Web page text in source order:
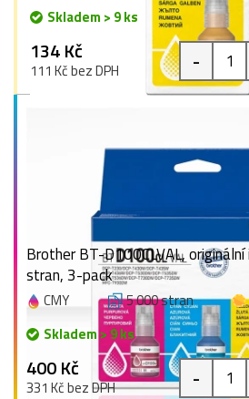
Skladem > 9 ks
134 Kč
111 Kč bez DPH -
Brother BT-D100CLVAL,
stran, 3-pack
CMY 5 000 stran
Skladem > 9 ks
400 Kč
331 Kč bez DPH -